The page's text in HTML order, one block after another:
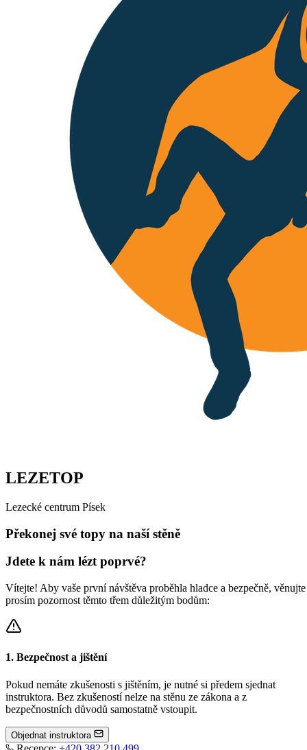
LEZETOP
Lezecké centrum Písek
Překonej své topy na naší stěně
Jdete k nám lézt poprvé?
Vítejte! Aby vaše první návštěva proběhla hladce a bezpečně, věnujte
prosím pozornost těmto třem důležitým bodům:
1. Bezpečnost a jištění
Pokud nemáte zkušenosti s jištěním, je nutné si předem sjednat
instruktora. Bez zkušeností nelze na stěnu ze zákona a z
bezpečnostních důvodů samostatně vstoupit.
Objednat instruktora